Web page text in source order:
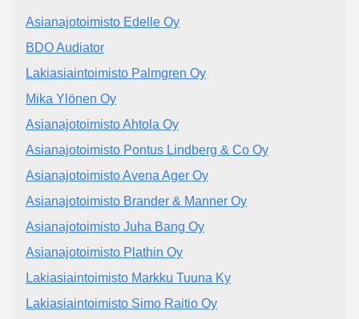
Asianajotoimisto Edelle Oy
BDO Audiator
Lakiasiaintoimisto Palmgren Oy
Mika Ylönen Oy
Asianajotoimisto Ahtola Oy
Asianajotoimisto Pontus Lindberg & Co Oy
Asianajotoimisto Avena Ager Oy
Asianajotoimisto Brander & Manner Oy
Asianajotoimisto Juha Bang Oy
Asianajotoimisto Plathin Oy
Lakiasiaintoimisto Markku Tuuna Ky
Lakiasiaintoimisto Simo Raitio Oy